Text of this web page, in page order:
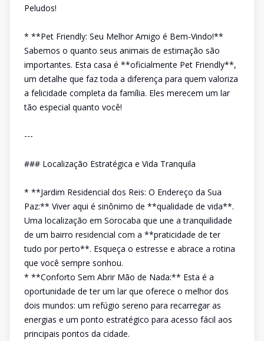
Peludos!
* **Pet Friendly: Seu Melhor Amigo é Bem-Vindo!**
Sabemos o quanto seus animais de estimação são
importantes. Esta casa é **oficialmente Pet Friendly**,
um detalhe que faz toda a diferença para quem valoriza
a felicidade completa da família. Eles merecem um lar
tão especial quanto você!
---
### Localização Estratégica e Vida Tranquila
* **Jardim Residencial dos Reis: O Endereço da Sua
Paz:** Viver aqui é sinônimo de **qualidade de vida**.
Uma localização em Sorocaba que une a tranquilidade
de um bairro residencial com a **praticidade de ter
tudo por perto**. Esqueça o estresse e abrace a rotina
que você sempre sonhou.
* **Conforto Sem Abrir Mão de Nada:** Esta é a
oportunidade de ter um lar que oferece o melhor dos
dois mundos: um refúgio sereno para recarregar as
energias e um ponto estratégico para acesso fácil aos
principais pontos da cidade.